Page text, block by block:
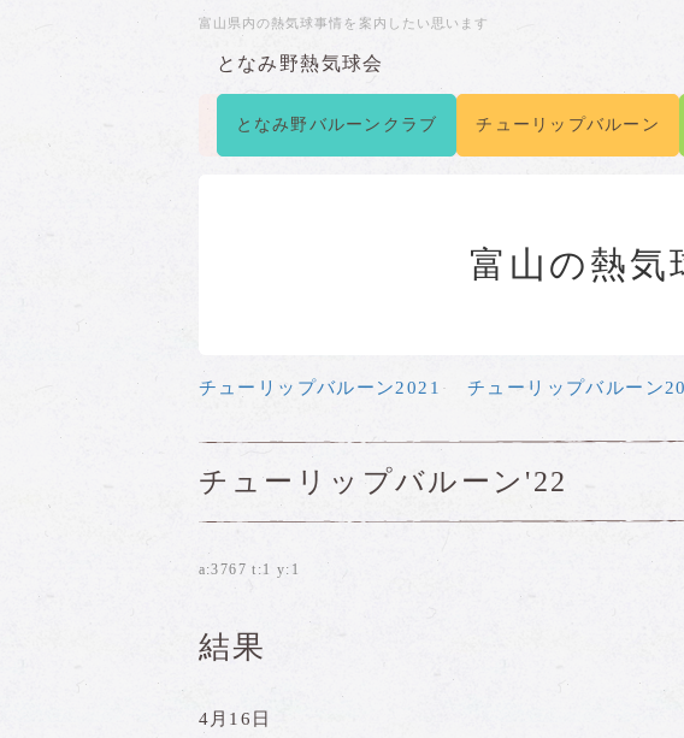
富山県内の熱気球事情を案内したい思います
となみ野熱気球会
となみ野バルーンクラブ チューリップバルーン
富山の熱気
チューリップバルーン2021 チューリップバルーン
チューリップバルーン'22
a:3767 t:1 y:1
結果
4月16日